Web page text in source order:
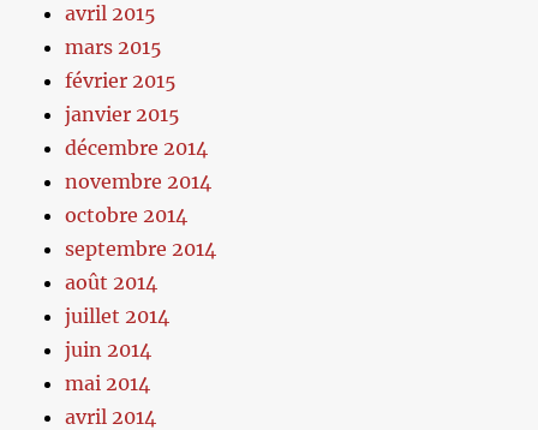
avril 2015
mars 2015
février 2015
janvier 2015
décembre 2014
novembre 2014
octobre 2014
septembre 2014
août 2014
juillet 2014
juin 2014
mai 2014
avril 2014